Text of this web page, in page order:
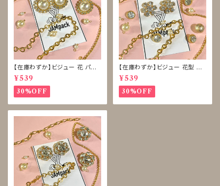
【在庫わずか】ビジュー 花 パー
ル ボタン 再販なし
¥539
30%OFF
【在庫わずか】ビジュー 花型 雪
型 ボタン 再販なし
¥539
30%OFF